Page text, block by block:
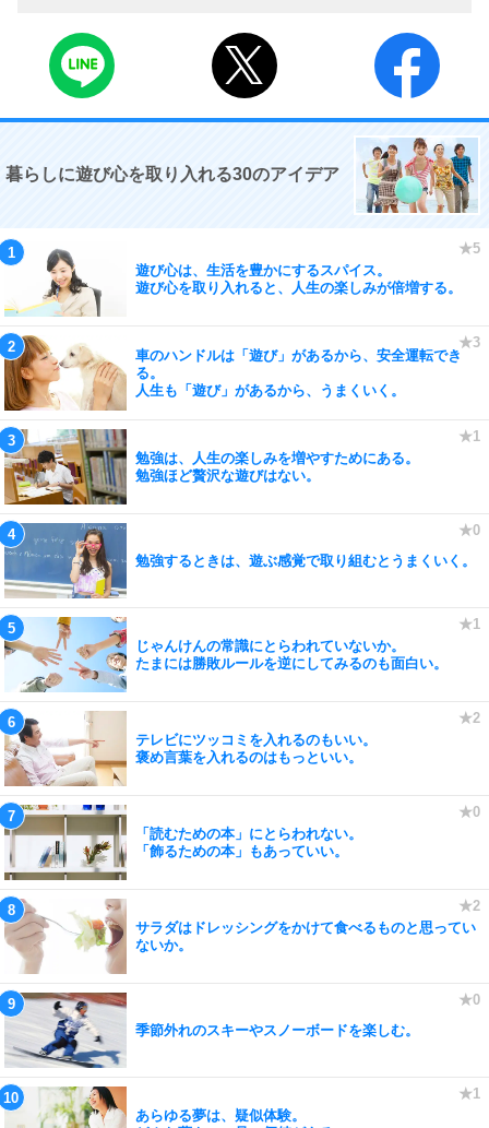
暮らしに遊び心を取り入れる30のアイデア
遊び心は、生活を豊かにするスパイス。
遊び心を取り入れると、人生の楽しみが倍増する。
車のハンドルは「遊び」があるから、安全運転でき
る。
人生も「遊び」があるから、うまくいく。
勉強は、人生の楽しみを増やすためにある。
勉強ほど贅沢な遊びはない。
勉強するときは、遊ぶ感覚で取り組むとうまくいく。
じゃんけんの常識にとらわれていないか。
たまには勝敗ルールを逆にしてみるのも面白い。
テレビにツッコミを入れるのもいい。
褒め言葉を入れるのはもっといい。
「読むための本」にとらわれない。
「飾るための本」もあっていい。
サラダはドレッシングをかけて食べるものと思ってい
ないか。
季節外れのスキーやスノーボードを楽しむ。
あらゆる夢は、疑似体験。